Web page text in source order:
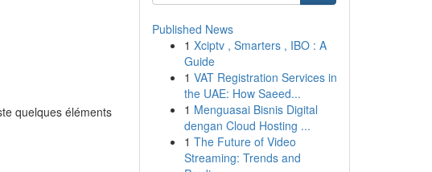
quelques éléments
Published News
1 Xciptv , Smarters , IBO : A
Guide
1 VAT Registration Services in
the UAE: How Saeed...
1 Menguasai Bisnis Digital
dengan Cloud Hosting ...
1 The Future of Video
Streaming: Trends and